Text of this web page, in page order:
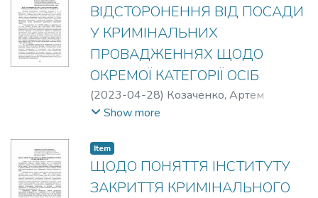
ВІДСТОРОНЕННЯ ВІД ПОСАДИ
У КРИМІНАЛЬНИХ
ПРОВАДЖЕННЯХ ЩОДО
ОКРЕМОЇ КАТЕГОРІЇ ОСІБ
(2023-04-28) Козаченко, Артем
Олександрович
Show more
Item
ЩОДО ПОНЯТТЯ ІНСТИТУТУ
ЗАКРИТТЯ КРИМІНАЛЬНОГО